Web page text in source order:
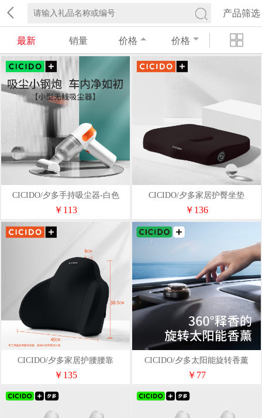
产品筛选
最新 销量 价格 价格
CICIDO/夕多手持吸尘器-白色
（裸机+充电线+3吸头）
￥113
CICIDO/夕多家居护臀坐垫
￥136
CICIDO/夕多家居护腰腰靠
￥135
CICIDO/夕多太阳能旋转香薰
￥77